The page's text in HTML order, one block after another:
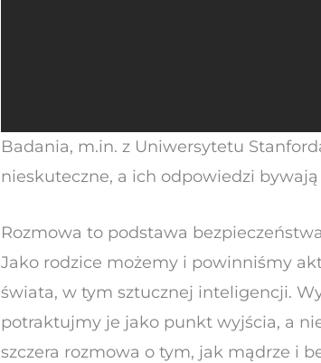
Badania, m.in. z Uniwersytetu
nieskuteczne, a ich odpowiedzi
Rozmowa to podstawa bezpieczeństwa
Jako rodzice możemy i powinniśmy
świata, w tym sztucznej inteligencji.
potraktujmy je jako punkt wyjścia, a
szczera rozmowa o tym, jak mądrze i